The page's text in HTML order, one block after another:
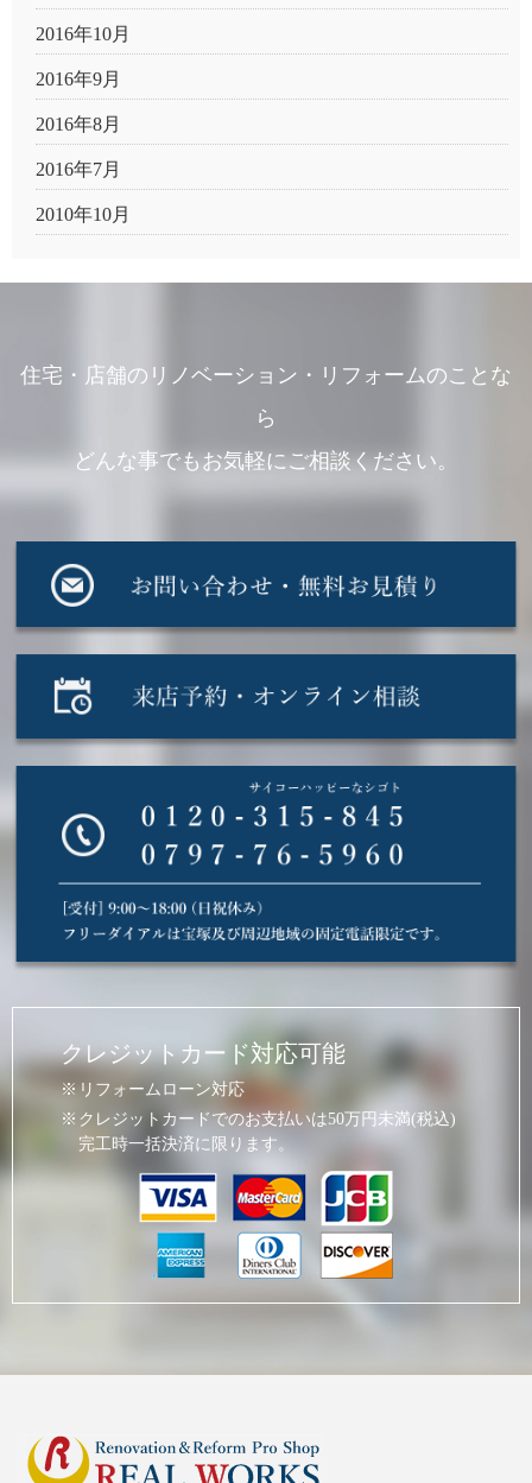
2016年10月
2016年9月
2016年8月
2016年7月
2010年10月
住宅・店舗のリノベーション・リフォームのことな
ら
どんな事でもお気軽にご相談ください。
クレジットカード対応可能
リフォームローン対応
クレジットカードでのお支払いは50万円未満(税込)
完工時一括決済に限ります。